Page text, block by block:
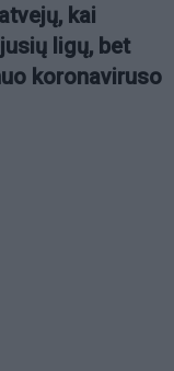
kai
ligų, bet
koronaviruso